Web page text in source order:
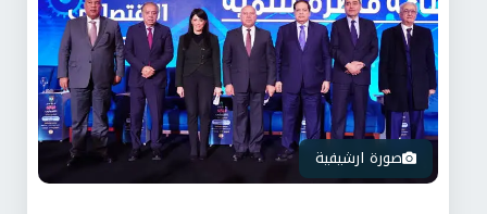
صورة ارشيفية